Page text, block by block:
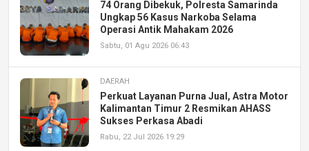
74 Orang Dibekuk, Polresta Samarinda
Ungkap 56 Kasus Narkoba Selama
Operasi Antik Mahakam 2026
Sabtu, 01 Agu 2026 06:43
DAERAH
Perkuat Layanan Purna Jual, Astra Motor
Kalimantan Timur 2 Resmikan AHASS
Sukses Perkasa Abadi
Rabu, 22 Jul 2026 19:29